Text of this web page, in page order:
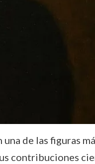
de las figuras
contribuciones